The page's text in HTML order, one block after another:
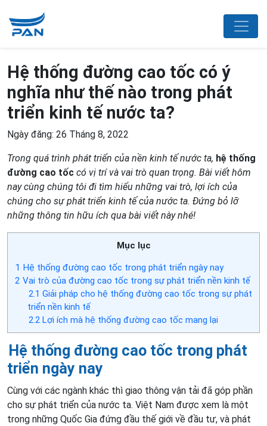
Hệ thống đường cao tốc có ý
nghĩa như thế nào trong phát
triển kinh tế nước ta?
Ngày đăng: 26 Tháng 8, 2022
Trong quá trình phát triển của nền kinh tế nước ta, hệ thống
đường cao tốc có vị trí và vai trò quan trọng. Bài viết hôm
nay cùng chúng tôi đi tìm hiểu những vai trò, lợi ích của
chúng cho sự phát triển kinh tế của nước ta. Đứng bỏ lỡ
những thông tin hữu ích qua bài viết này nhé!
Mục lục
1 Hệ thống đường cao tốc trong phát triển ngày nay
2 Vai trò của đường cao tốc trong sự phát triển nền kinh tế
2.1 Giải pháp cho hệ thống đường cao tốc trong sự phát
triển nền kinh tế
2.2Lợi ích mà hệ thống đường cao tốc mang lại
Hệ thống đường cao tốc trong phát
triển ngày nay
Cùng với các ngành khác thì giao thông vận tải đã góp phần
cho sự phát triển của nước ta. Việt Nam được xem là một
trong những Quốc Gia đứng đầu thế giới về đầu tư, và phát